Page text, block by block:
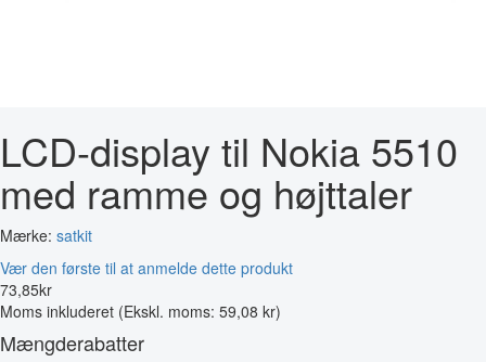
LCD-display til Nokia 5510
med ramme og højttaler
Mærke: satkit
Vær den første til at anmelde dette produkt
73,85kr
Moms inkluderet (Ekskl. moms: 59,08 kr)
Mængderabatter